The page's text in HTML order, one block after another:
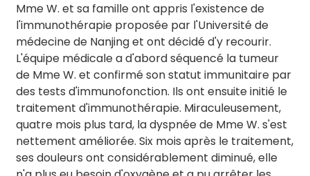
Mme W. et sa famille ont appris l'existence de
l'immunothérapie proposée par l'Université de
médecine de Nanjing et ont décidé d'y recourir.
L'équipe médicale a d'abord séquencé la tumeur
de Mme W. et confirmé son statut immunitaire par
des tests d'immunofonction. Ils ont ensuite initié le
traitement d'immunothérapie. Miraculeusement,
quatre mois plus tard, la dyspnée de Mme W. s'est
nettement améliorée. Six mois après le traitement,
ses douleurs ont considérablement diminué, elle